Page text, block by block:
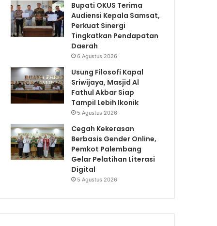
Bupati OKUS Terima
Audiensi Kepala Samsat,
Perkuat Sinergi
Tingkatkan Pendapatan
Daerah
6 Agustus 2026
Usung Filosofi Kapal
Sriwijaya, Masjid Al
Fathul Akbar Siap
Tampil Lebih Ikonik
5 Agustus 2026
Cegah Kekerasan
Berbasis Gender Online,
Pemkot Palembang
Gelar Pelatihan Literasi
Digital
5 Agustus 2026